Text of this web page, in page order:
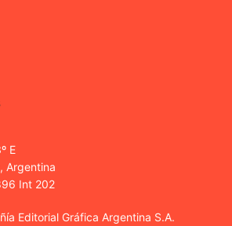
E
Argentina
Int 202
Editorial Gráfica Argentina S.A.